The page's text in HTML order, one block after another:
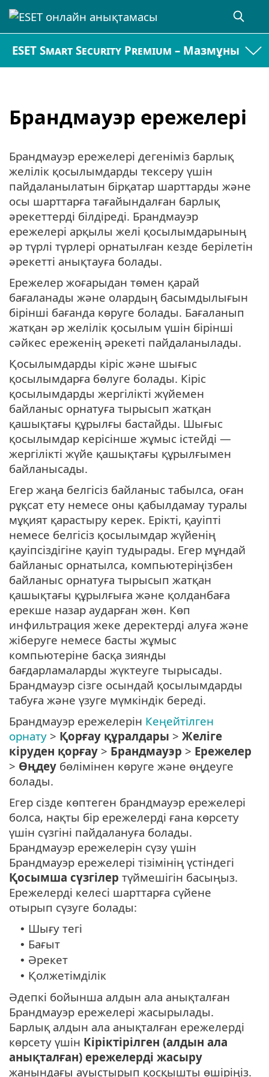
ESET Smart Security Premium – Мазмұны
Брандмауэр ережелері
Брандмауэр ережелері дегеніміз барлық
желілік қосылымдарды тексеру үшін
пайдаланылатын бірқатар шарттарды және
осы шарттарға тағайындалған барлық
әрекеттерді білдіреді. Брандмауэр
ережелері арқылы желі қосылымдарының
әр түрлі түрлері орнатылған кезде берілетін
әрекетті анықтауға болады.
Ережелер жоғарыдан төмен қарай
бағаланады және олардың басымдылығын
бірінші бағанда көруге болады. Бағаланып
жатқан әр желілік қосылым үшін бірінші
сәйкес ереженің әрекеті пайдаланылады.
Қосылымдарды кіріс және шығыс
қосылымдарға бөлуге болады. Кіріс
қосылымдарды жергілікті жүйемен
байланыс орнатуға тырысып жатқан
қашықтағы құрылғы бастайды. Шығыс
қосылымдар керісінше жұмыс істейді —
жергілікті жүйе қашықтағы құрылғымен
байланысады.
Егер жаңа белгісіз байланыс табылса, оған
рұқсат ету немесе оны қабылдамау туралы
мұқият қарастыру керек. Ерікті, қауіпті
немесе белгісіз қосылымдар жүйенің
қауіпсіздігіне қауіп тудырады. Егер мұндай
байланыс орнатылса, компьютеріңізбен
байланыс орнатуға тырысып жатқан
қашықтағы құрылғыға және қолданбаға
ерекше назар аударған жөн. Көп
инфильтрация жеке деректерді алуға және
жіберуге немесе басты жұмыс
компьютеріне басқа зиянды
бағдарламаларды жүктеуге тырысады.
Брандмауэр сізге осындай қосылымдарды
табуға және үзуге мүмкіндік береді.
Брандмауэр ережелерін Кеңейтілген
орнату > Қорғау құралдары > Желіге
кіруден қорғау > Брандмауэр > Ережелер
> Өңдеу бөлімінен көруге және өңдеуге
болады.
Егер сізде көптеген брандмауэр ережелері
болса, нақты бір ережелерді ғана көрсету
үшін сүзгіні пайдалануға болады.
Брандмауэр ережелерін сүзу үшін
Брандмауэр ережелері тізімінің үстіндегі
Қосымша сүзгілер түймешігін басыңыз.
Ережелерді келесі шарттарға сүйене
отырып сүзуге болады:
• Шығу тегі
• Бағыт
• Әрекет
• Қолжетімділік
Әдепкі бойынша алдын ала анықталған
Брандмауэр ережелері жасырылады.
Барлық алдын ала анықталған ережелерді
көрсету үшін Кіріктірілген (алдын ала
анықталған) ережелерді жасыру
жанындағы ауыстырып қосқышты өшіріңіз.